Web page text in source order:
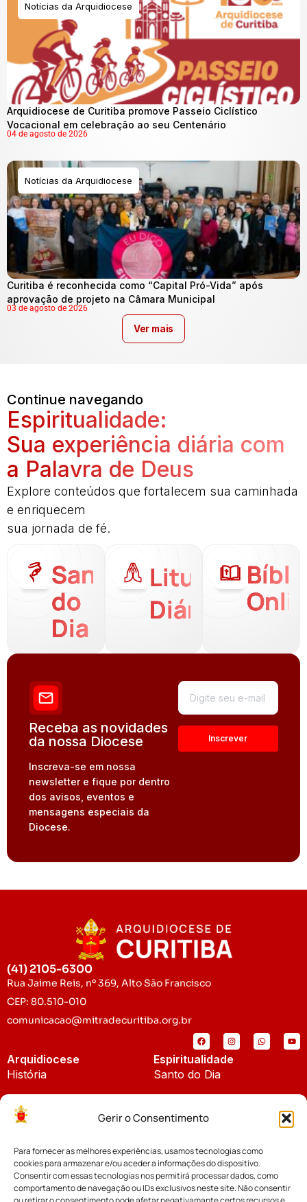
Gerir o Consentimento
Para fornecer as melhores experiências, usamos tecnologias como
cookies para armazenar e/ou aceder a informações do dispositivo.
Consentir com essas tecnologias nos permitirá processar dados, como
comportamento de navegação ou IDs exclusivos neste site. Não consentir
Notícias da Arquidiocese
Arquidiocese de Curitiba promove Passeio Ciclístico
Vocacional em celebração ao seu Centenário
04 de agosto de 2026
Notícias da Arquidiocese
Curitiba é reconhecida como “Capital Pró-Vida” após
aprovação de projeto na Câmara Municipal
03 de agosto de 2026
Ver mais
Continue navegando
Espiritualidade:
Sua experiência diária com
a Palavra de Deus
Explore conteúdos que fortalecem sua caminhada
e enriquecem
sua jornada de fé.
Santo
do
Dia
Liturgia
Diária
Receba as novidades
da nossa Diocese
Inscreva-se em nossa
newsletter e fique por dentro
dos avisos, eventos e
mensagens especiais da
Diocese.
(41) 2105-6300
Rua Jaime Reis, nº 369, Alto São Francisco
CEP: 80.510-010
comunicacao@mitradecuritiba.org.br
Arquidiocese
História
Padroeira
Espiritualidade
Santo do Dia
Notícias
Notícias da Arquidiocese
Notícias Cáritas
Cúria Diocesana
Fundo Diocesano